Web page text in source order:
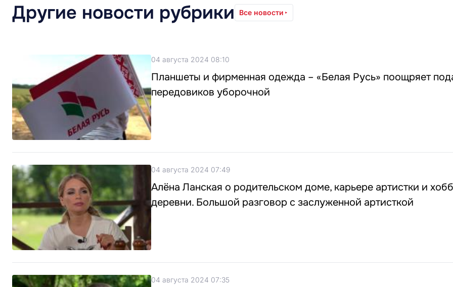
Другие новости рубрики Все новости
04 августа 2024 08:10
Планшеты и фирменная одежда – «Белая Русь» поощряет
передовиков уборочной
04 августа 2024 07:49
Алёна Ланская о родительском доме, карьере артистки и
деревни. Большой разговор с заслуженной артисткой
04 августа 2024 07:35